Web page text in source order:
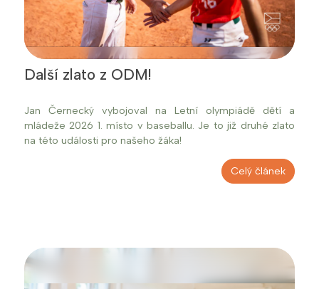
Další zlato z ODM!
Jan Černecký vybojoval na Letní olympiádě dětí a
mládeže 2026 1. místo v baseballu. Je to již druhé zlato
na této události pro našeho žáka!
Celý článek